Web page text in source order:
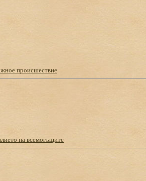
происшествие
на всемогъщите